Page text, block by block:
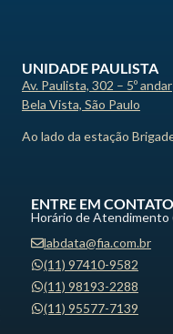
UNIDADE PAULISTA
Av. Paulista, 302 – 5º andar
Bela Vista, São Paulo
Ao lado da estação
ENTRE EM CONTATO
Horário de Atendimento
labdata@fia.com.br
(11) 97410-9582
(11) 98193-2288
(11) 95577-7139